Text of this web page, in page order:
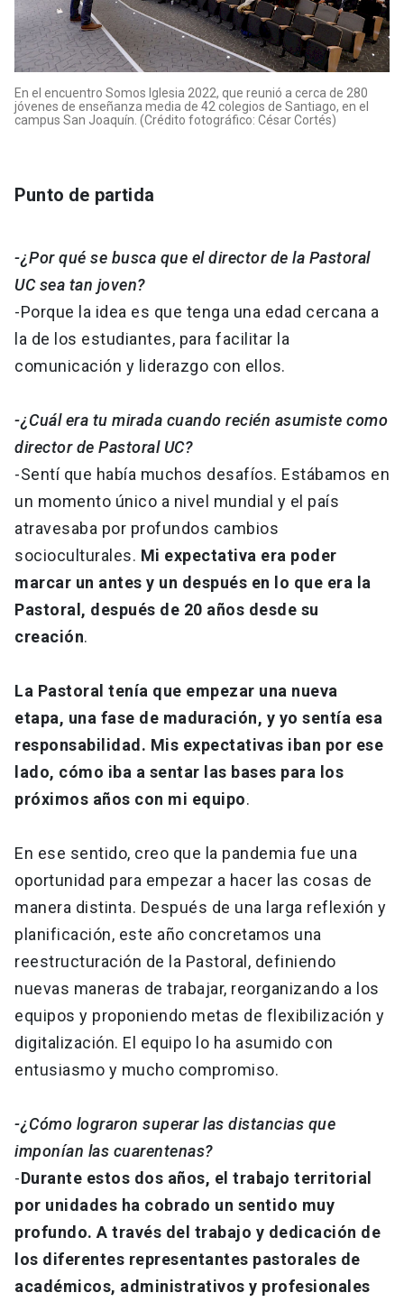
En el encuentro Somos Iglesia 2022, que reunió a cerca de 280
jóvenes de enseñanza media de 42 colegios de Santiago, en el
campus San Joaquín. (Crédito fotográfico: César Cortés)
Punto de partida
-¿Por qué se busca que el director de la Pastoral
UC sea tan joven?
-Porque la idea es que tenga una edad cercana a
la de los estudiantes, para facilitar la
comunicación y liderazgo con ellos.
-¿Cuál era tu mirada cuando recién asumiste como
director de Pastoral UC?
-Sentí que había muchos desafíos. Estábamos en
un momento único a nivel mundial y el país
atravesaba por profundos cambios
socioculturales. Mi expectativa era poder
marcar un antes y un después en lo que era la
Pastoral, después de 20 años desde su
creación.
La Pastoral tenía que empezar una nueva
etapa, una fase de maduración, y yo sentía esa
responsabilidad. Mis expectativas iban por ese
lado, cómo iba a sentar las bases para los
próximos años con mi equipo.
En ese sentido, creo que la pandemia fue una
oportunidad para empezar a hacer las cosas de
manera distinta. Después de una larga reflexión y
planificación, este año concretamos una
reestructuración de la Pastoral, definiendo
nuevas maneras de trabajar, reorganizando a los
equipos y proponiendo metas de flexibilización y
digitalización. El equipo lo ha asumido con
entusiasmo y mucho compromiso.
-¿Cómo lograron superar las distancias que
imponían las cuarentenas?
-Durante estos dos años, el trabajo territorial
por unidades ha cobrado un sentido muy
profundo. A través del trabajo y dedicación de
los diferentes representantes pastorales de
académicos, administrativos y profesionales